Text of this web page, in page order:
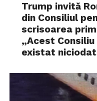
Trump invită
din Consiliul
scrisoarea
„Acest
existat